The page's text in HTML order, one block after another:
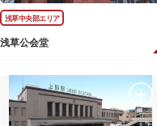
浅草中央部エリア
浅草公会堂